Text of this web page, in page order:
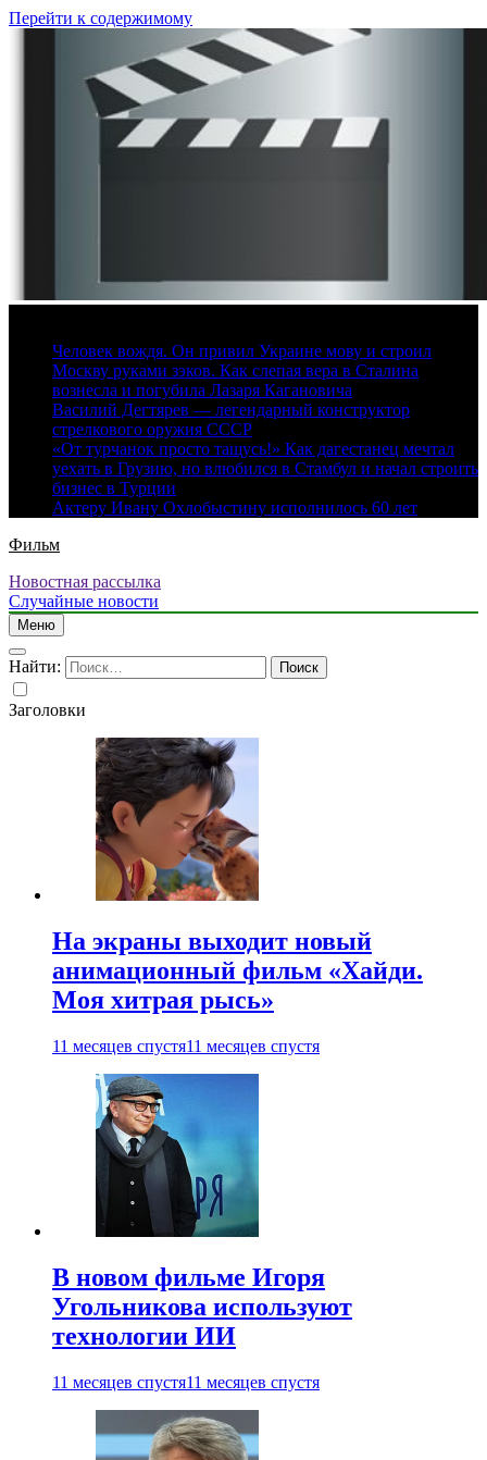
Перейти к содержимому
Человек вождя. Он привил Украине мову и строил
Москву руками зэков. Как слепая вера в Сталина
вознесла и погубила Лазаря Кагановича
Василий Дегтярев — легендарный конструктор
стрелкового оружия СССР
«От турчанок просто тащусь!» Как дагестанец мечтал
уехать в Грузию, но влюбился в Стамбул и начал строить
бизнес в Турции
Актеру Ивану Охлобыстину исполнилось 60 лет
Фильм
Новостная рассылка
Случайные новости
Меню
Найти:
Заголовки
На экраны выходит новый
анимационный фильм «Хайди.
Моя хитрая рысь»
11 месяцев спустя11 месяцев спустя
В новом фильме Игоря
Угольникова используют
технологии ИИ
11 месяцев спустя11 месяцев спустя